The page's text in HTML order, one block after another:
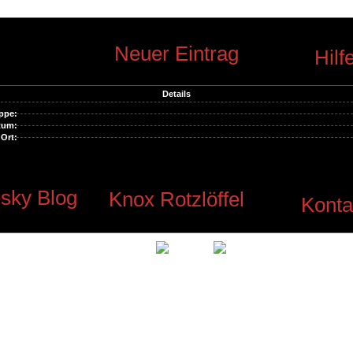
Neuer Eintrag
Details
Ort:
Blog Knox Rotzlöffel